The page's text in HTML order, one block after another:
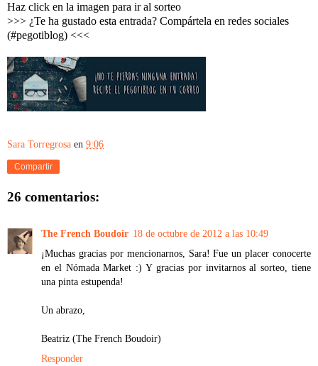
Haz click en la imagen para ir al sorteo
>>> ¿Te ha gustado esta entrada? Compártela en redes sociales
(#pegotiblog) <<<
Sara Torregrosa en 9:06
Compartir
26 comentarios:
The French Boudoir 18 de octubre de 2012 a las 10:49
¡Muchas gracias por mencionarnos, Sara! Fue un placer conocerte
en el Nómada Market :) Y gracias por invitarnos al sorteo, tiene
una pinta estupenda!
Un abrazo,
Beatriz (The French Boudoir)
Responder